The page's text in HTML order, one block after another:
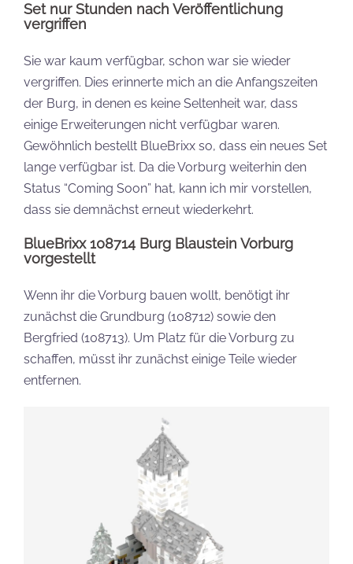
Set nur Stunden nach Veröffentlichung
vergriffen
Sie war kaum verfügbar, schon war sie wieder
vergriffen. Dies erinnerte mich an die Anfangszeiten
der Burg, in denen es keine Seltenheit war, dass
einige Erweiterungen nicht verfügbar waren.
Gewöhnlich bestellt BlueBrixx so, dass ein neues Set
lange verfügbar ist. Da die Vorburg weiterhin den
Status “Coming Soon” hat, kann ich mir vorstellen,
dass sie demnächst erneut wiederkehrt.
BlueBrixx 108714 Burg Blaustein Vorburg
vorgestellt
Wenn ihr die Vorburg bauen wollt, benötigt ihr
zunächst die Grundburg (108712) sowie den
Bergfried (108713). Um Platz für die Vorburg zu
schaffen, müsst ihr zunächst einige Teile wieder
entfernen.